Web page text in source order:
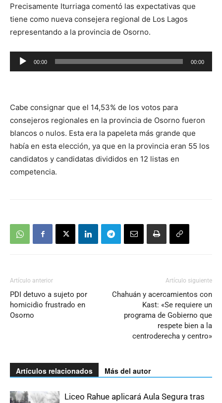
Precisamente Iturriaga comentó las expectativas que
tiene como nueva consejera regional de Los Lagos
representando a la provincia de Osorno.
Reproductor
de
00:00 00:00
Cabe consignar que el 14,53% de los votos para
consejeros regionales en la provincia de Osorno fueron
blancos o nulos. Esta era la papeleta más grande que
había en esta elección, ya que en la provincia eran 55 los
candidatos y candidatas divididos en 12 listas en
competencia.
Artículo anterior
PDI detuvo a sujeto por
homicidio frustrado en
Osorno
Artículo siguiente
Chahuán y acercamientos con
Kast: «Se requiere un
programa de Gobierno que
respete bien a la
centroderecha y centro»
Artículos relacionados Más del autor
Liceo Rahue aplicará Aula Segura tras